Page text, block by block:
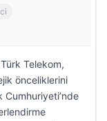
Telekom,
önceliklerini
Cumhuriyeti’nde